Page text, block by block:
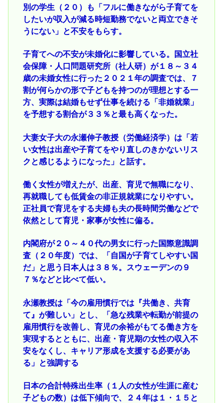
別の学生（２０）も「フルに働きながら子育てを
したいが収入が減る時短勤務でないと両立できそ
うにない」と不安をもらす。
子育てへの不安が未婚化に影響している。国立社
会保障・人口問題研究所（社人研）が１８～３４
歳の未婚女性に行った２０２１年の調査では、７
割が何らかの形で子どもを持つのが理想とする一
方、実際は結婚もせず仕事を続ける「非婚就業」
を予想する割合が３３％と最も高くなった。
大妻女子大の永瀬伸子教授（労働経済学）は「若
い女性は出産や子育てをやり直しのきかないリス
クと感じるようになった」と話す。
働く女性が増えたが、出産、育児で無職になり、
再就職しても低賃金の非正規就業になりやすい。
正社員で育児をする夫婦も夫の長時間労働などで
依然として育児・家事が女性に偏る。
内閣府が２０～４０代の男女に行った国際意識調
査（２０年度）では、「自国が子育てしやすい国
だ」と思う日本人は３８％。スウェーデンの９
７％などと比べて低い。
永瀬教授は「今の雇用慣行では『共働き、共育
て』が難しい」とし、「急な残業や転勤が前提の
雇用慣行を改善し、育児の余裕がもてる働き方を
実現するとともに、出産・育児期の女性の収入不
安をなくし、キャリア形成を支援する必要があ
る」と強調する
日本の合計特殊出生率（１人の女性が生涯に産む
子どもの数）は低下傾向で、２４年は１・１５と